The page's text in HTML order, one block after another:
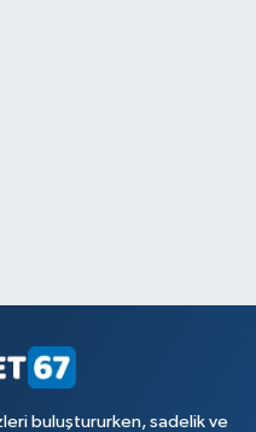
buluştururken, sadelik ve